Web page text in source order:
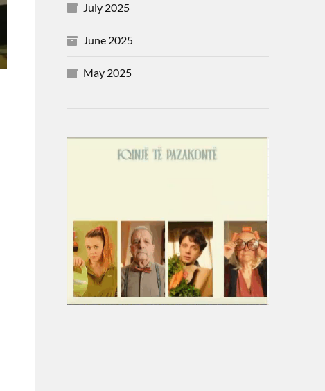
July 2025
June 2025
May 2025